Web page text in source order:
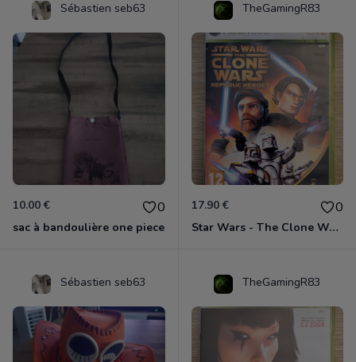
Sébastien seb63
10.00 € 0
sac à bandoulière one piece
TheGamingR83
17.90 € 0
Star Wars - The Clone Wars - Les Héros De La République Xbox 360
Sébastien seb63 TheGamingR83